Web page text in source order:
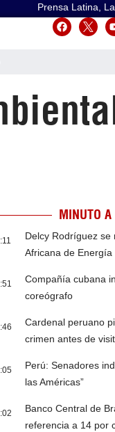
Prensa Latina,
MINUTO
Delcy Rodríguez se
Africana de Energía
Compañía cubana
coreógrafo
Cardenal peruano
crimen antes de
Perú: Senadores
las Américas”
Banco Central de
referencia a 14 por